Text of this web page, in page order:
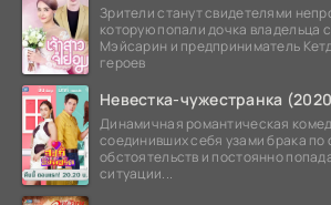
Зрители станут свидетелями
которую попали дочка владельца
Мэйсарин и предприниматель
героев
Невестка-чужестранка
Динамичная романтическая
соединивших себя узами брака по
обстоятельств и постоянно
ситуации...